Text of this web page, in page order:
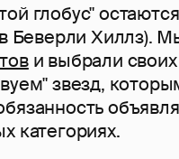
глобус"
в Беверли Хиллз).
и выбрали
звезд,
категориях.